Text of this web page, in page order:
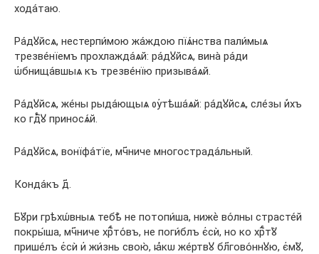
хода́таю.
Ра́дꙋйсѧ, нестерпи́мою жа́ждою пїѧ́нства пали́мыѧ
трезве́нїемъ прохлажда́ѧй: ра́дꙋйсѧ, вина̀ ра́ди
ѡ҆бнища́вшыѧ къ трезве́нїю призыва́ѧй.
Ра́дꙋйсѧ, же́ны рыда́ющыѧ ᲂу҆тѣша́ѧй: ра́дꙋйсѧ, сле́зы и҆̀хъ
ко гдⷭ҇ꙋ приносѧ́й.
Ра́дꙋйсѧ, вонїфа́тїе, мч҃ниче многострада́льный.
Конда́къ д҃.
Бꙋ́ри грѣхѡ́вныѧ тебѣ̀ не потопи́ша, нижѐ во́лны страсте́й
покры́ша, мч҃ниче хрⷭ҇то́въ, не поги́блъ є҆сѝ, но ко хрⷭ҇тꙋ̀
прише́лъ є҆сѝ и҆ жи́знь свою̀, ꙗ҆́кѡ же́ртвꙋ бл҃гово́ннꙋю, є҆мꙋ̀,